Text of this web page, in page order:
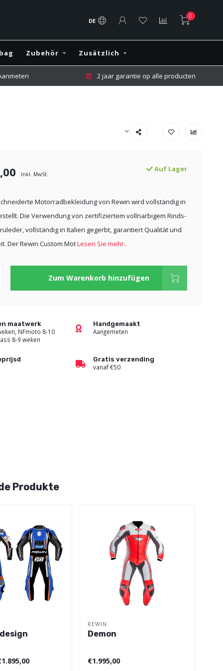
DE
0
Zubehör Zusätzlich
2 jaar garantie op alle producten
Inkl. MwSt.
Auf Lager
Motorradbekleidung von Rewin wird vollständig in
Die Verwendung von zertifiziertem vollnarbigem Rinds-
vollständig in Italien gegerbt, garantiert Qualität und
Der Rewin Custom MotLesen Sie mehr..
Zum Warenkorb hinzufügen
maatwerk
NFmoto 8-10
8-9 weken
Handgemaakt
Aangemeten
Gratis verzending
vanaf €50
Produkte
REWIN
Demon
€1.995,00